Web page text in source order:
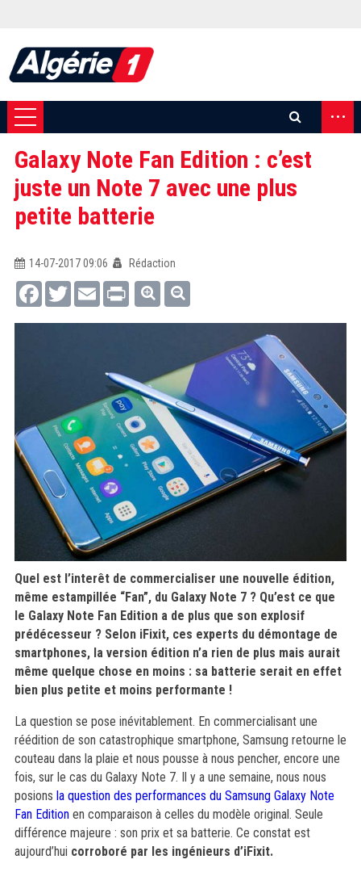
...
Galaxy Note Fan Edition : c’est
juste un Note 7 avec une plus
petite batterie
14-07-2017 09:06
Rédaction
FacebookTwitterEmail Print
Quel est l’interêt de commercialiser une nouvelle édition,
même estampillée “Fan”, du Galaxy Note 7 ? Qu’est ce que
le Galaxy Note Fan Edition a de plus que son explosif
prédécesseur ? Selon iFixit, ces experts du démontage de
smartphones, la version édition n’a rien de plus mais aurait
même quelque chose en moins : sa batterie serait en effet
bien plus petite et moins performante !
La question se pose inévitablement. En commercialisant une
réédition de son catastrophique smartphone, Samsung retourne le
couteau dans la plaie et nous pousse à nous pencher, encore une
fois, sur le cas du Galaxy Note 7. Il y a une semaine, nous nous
posions la question des performances du Samsung Galaxy Note
Fan Editionen comparaison à celles du modèle original. Seule
différence majeure : son prix et sa batterie. Ce constat est
aujourd’hui corroboré par les ingénieurs d’iFixit.